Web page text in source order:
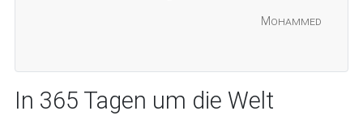
Mohammed
In 365 Tagen um die Welt